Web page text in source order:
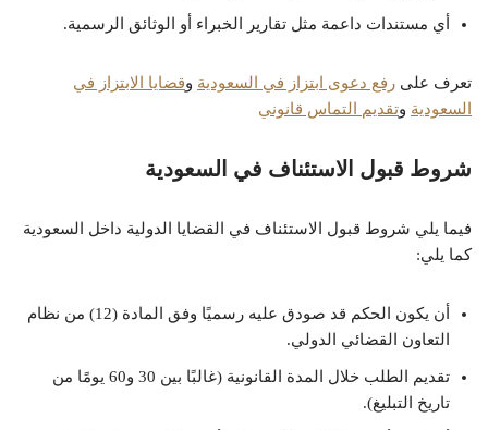
أي مستندات داعمة مثل تقارير الخبراء أو الوثائق الرسمية.
تعرف على رفع دعوى ابتزاز في السعودية وقضايا الابتزاز في
السعودية وتقديم التماس قانوني
شروط قبول الاستئناف في السعودية
فيما يلي شروط قبول الاستئناف في القضايا الدولية داخل السعودية
كما يلي:
أن يكون الحكم قد صودق عليه رسميًا وفق المادة (12) من نظام
التعاون القضائي الدولي.
تقديم الطلب خلال المدة القانونية (غالبًا بين 30 و60 يومًا من
تاريخ التبليغ).